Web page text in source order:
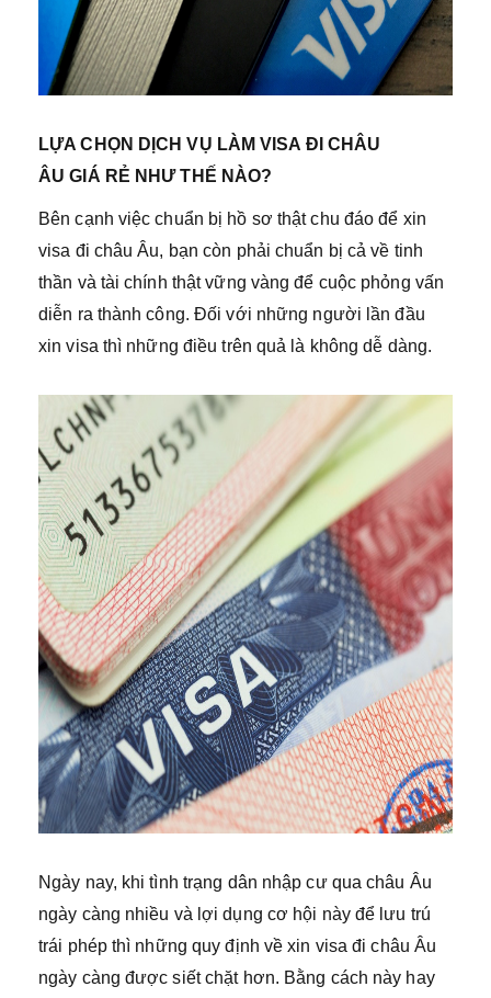
LỰA CHỌN DỊCH VỤ LÀM VISA ĐI CHÂU
ÂU GIÁ RẺ NHƯ THẾ NÀO?
Bên cạnh việc chuẩn bị hồ sơ thật chu đáo để xin
visa đi châu Âu, bạn còn phải chuẩn bị cả về tinh
thần và tài chính thật vững vàng để cuộc phỏng vấn
diễn ra thành công. Đối với những người lần đầu
xin visa thì những điều trên quả là không dễ dàng.
Ngày nay, khi tình trạng dân nhập cư qua châu Âu
ngày càng nhiều và lợi dụng cơ hội này để lưu trú
trái phép thì những quy định về xin visa đi châu Âu
ngày càng được siết chặt hơn. Bằng cách này hay